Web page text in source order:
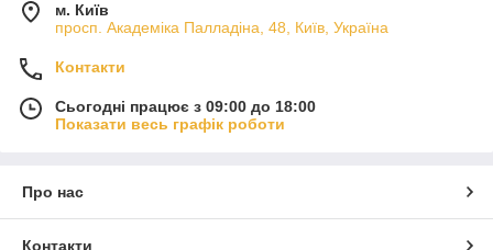
м. Київ
просп. Академіка Палладіна, 48, Київ, Україна
Контакти
Сьогодні працює з 09:00 до 18:00
Показати весь графік роботи
Про нас
Контакти